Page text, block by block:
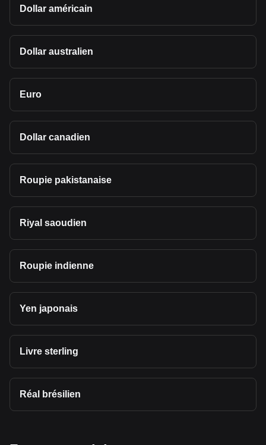
Dollar américain
Dollar australien
Euro
Dollar canadien
Roupie pakistanaise
Riyal saoudien
Roupie indienne
Yen japonais
Livre sterling
Réal brésilien